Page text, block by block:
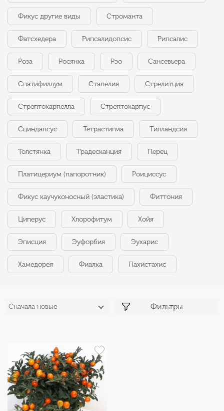
Фикус другие виды Строманта
Фатсхедера Рипсалидопсис Рипсалис
Роза Росянка Рэо Сансевьера
Спатифиллум Стапелия Стрелитция
Стрептокарпелла Стрептокарпус
Сциндапсус Тетрастигма Тилландсия
Толстянка Традесканция Перец
Платицериум (папоротник) Роициссус
Фикус каучуконосный (эластика) Фиттония
Циперус Хлорофитум Хойя
Эписция Эуфорбия Эухарис
Хамедорея Фиалка Пахистахис
Сначала новые Фильтры